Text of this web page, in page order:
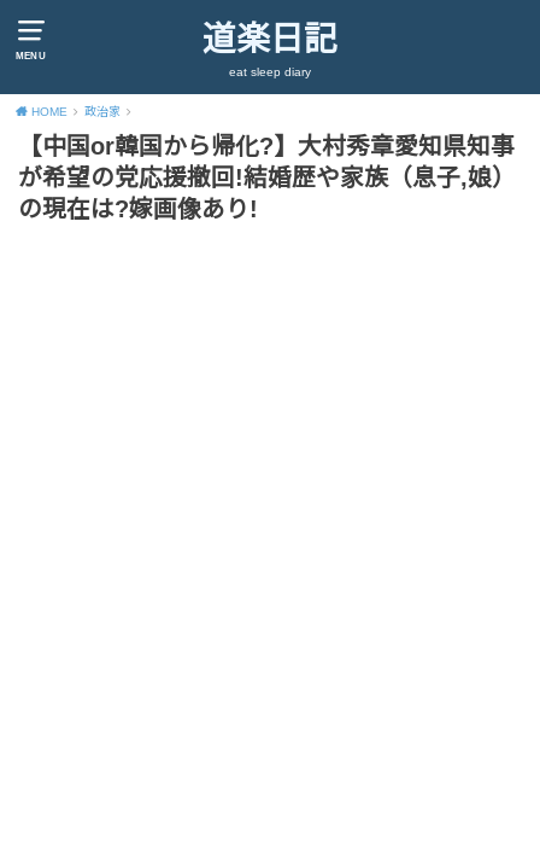
MENU 道楽日記
eat sleep diary
HOME 政治家
【中国or韓国から帰化?】大村秀章愛知県知事
が希望の党応援撤回!結婚歴や家族（息子,娘）
の現在は?嫁画像あり!